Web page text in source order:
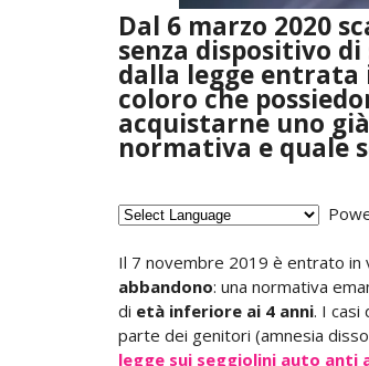
Dal 6 marzo 2020
senza dispositivo
dalla legge entrata
coloro che
acquistarne uno
normativa e quale
Il 7 novembre 2019 è entrato in
abbandono: una normativa
di età inferiore ai 4 anni. I casi
parte dei genitori (amnesia
legge sui seggiolini auto anti